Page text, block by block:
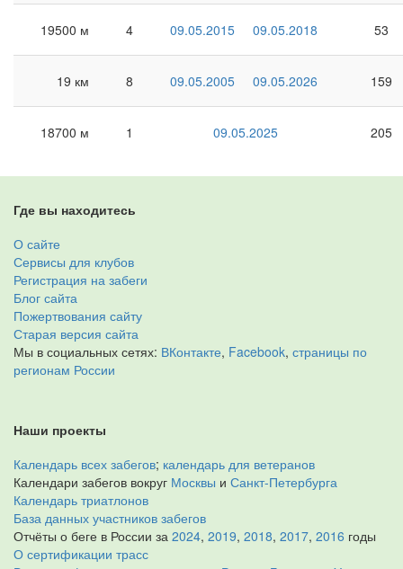
19500 м 4 09.05.2015 09.05.2018 53
19 км 8 09.05.2005 09.05.2026 159
18700 м 1 09.05.2025 205
Где вы находитесь
О сайте
Сервисы для клубов
Регистрация на забеги
Блог сайта
Пожертвования сайту
Старая версия сайта
Мы в социальных сетях: ВКонтакте, Facebook, страницы по
регионам России
Наши проекты
Календарь всех забегов; календарь для ветеранов
Календари забегов вокруг Москвы и Санкт-Петербурга
Календарь триатлонов
База данных участников забегов
Отчёты о беге в России за 2024, 2019, 2018, 2017, 2016 годы
О сертификации трасс